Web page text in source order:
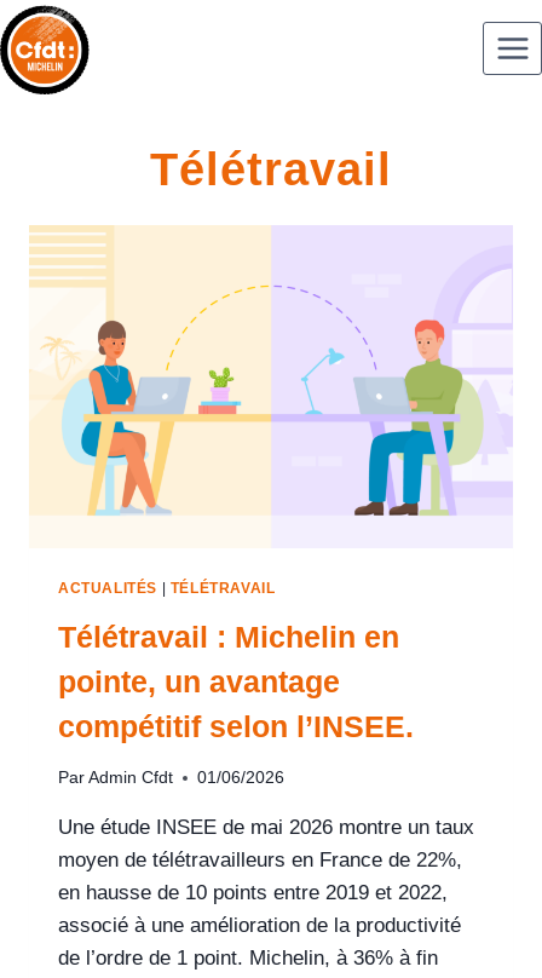
Télétravail
ACTUALITÉS | TÉLÉTRAVAIL
Télétravail : Michelin en
pointe, un avantage
compétitif selon l’INSEE.
Par Admin Cfdt 01/06/2026
Une étude INSEE de mai 2026 montre un taux
moyen de télétravailleurs en France de 22%,
en hausse de 10 points entre 2019 et 2022,
associé à une amélioration de la productivité
de l’ordre de 1 point. Michelin, à 36% à fin